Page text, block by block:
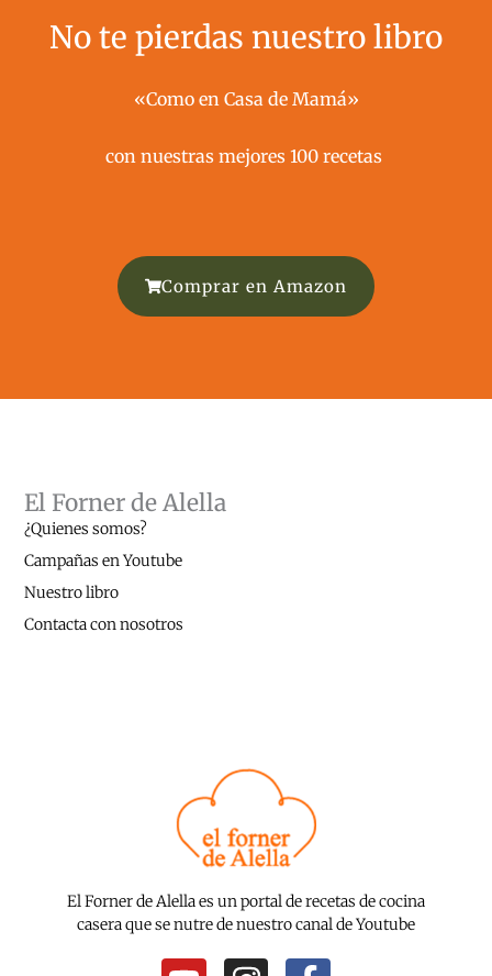
No te pierdas nuestro libro
«Como en Casa de Mamá»
con nuestras mejores 100 recetas ​
Comprar en Amazon
El Forner de Alella es un portal de recetas de cocina
casera que se nutre de nuestro canal de Youtube
El Forner de Alella
¿Quienes somos?
Campañas en Youtube
Nuestro libro
Contacta con nosotros